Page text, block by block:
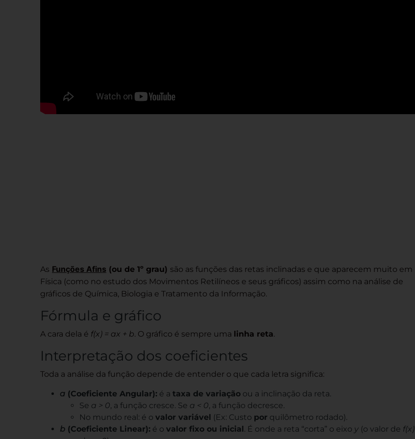
As Funções Afins (ou de 1º grau) são as funções das retas inclinadas e que aparecem muito em
Física (como no estudo dos Movimentos Retilíneos e seus gráficos) assim como na análise de
gráficos de Química, Biologia e Tratamento da Informação.
Fórmula e gráfico
A cara dela é f(x) = ax + b. O gráfico é sempre uma linha reta.
Interpretação dos coeficientes
Toda a análise da função depende de entender o que cada letra significa:
a (Coeficiente Angular): é a taxa de variação ou a inclinação da reta.
Se a > 0 , a função cresce. Se a < 0 , a função decresce.
No mundo real: é o valor variável (Ex: Custo por quilômetro rodado).
b (Coeficiente Linear): é o valor fixo ou inicial . É onde a reta “corta” o eixo y (o valor de f(x)